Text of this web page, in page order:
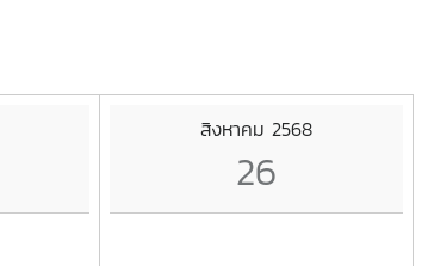
สิงหาคม 2568
26